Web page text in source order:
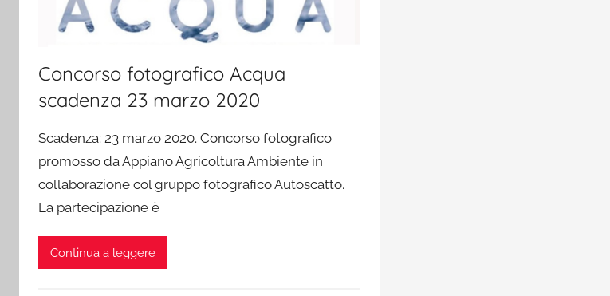
Concorso fotografico Acqua
scadenza 23 marzo 2020
Scadenza: 23 marzo 2020. Concorso fotografico
promosso da Appiano Agricoltura Ambiente in
collaborazione col gruppo fotografico Autoscatto.
La partecipazione è
Continua a leggere